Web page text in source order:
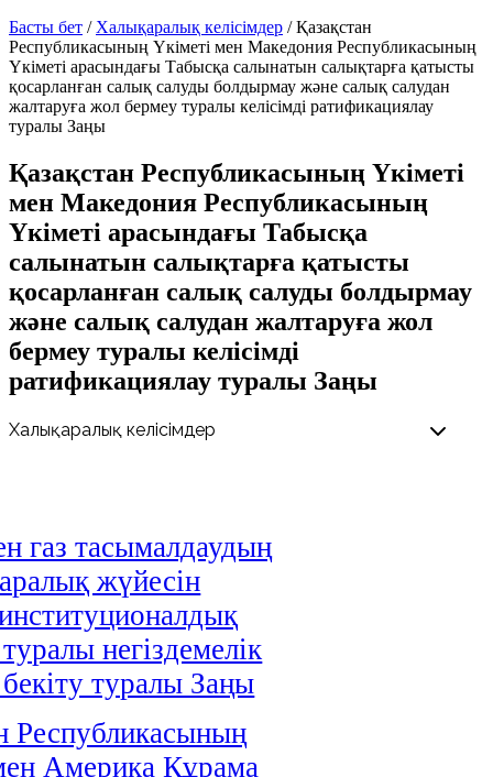
Басты бет / Халықаралық келісімдер /Қазақстан
Республикасының Үкіметі мен Македония Республикасының
Үкіметі арасындағы Табысқа салынатын салықтарға қатысты
қосарланған салық салуды болдырмау және салық салудан
жалтаруға жол бермеу туралы келісімді ратификациялау
туралы Заңы
Қазақстан Республикасының Үкіметі
мен Македония Республикасының
Үкіметі арасындағы Табысқа
салынатын салықтарға қатысты
қосарланған салық салуды болдырмау
және салық салудан жалтаруға жол
бермеу туралы келісімді
ратификациялау туралы Заңы
газ тасымалдаудың
жүйесін
туралы негіздемелік
бекіту туралы Заңы
Республикасының
Америка Құрама